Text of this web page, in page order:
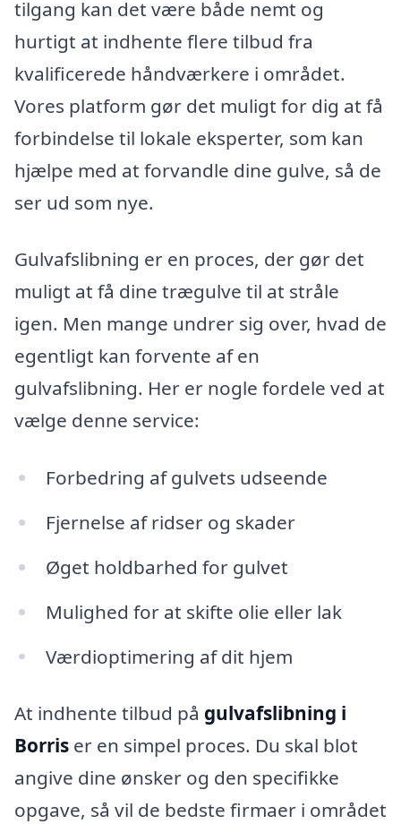
tilgang kan det være både nemt og
hurtigt at indhente flere tilbud fra
kvalificerede håndværkere i området.
Vores platform gør det muligt for dig at få
forbindelse til lokale eksperter, som kan
hjælpe med at forvandle dine gulve, så de
ser ud som nye.
Gulvafslibning er en proces, der gør det
muligt at få dine trægulve til at stråle
igen. Men mange undrer sig over, hvad de
egentligt kan forvente af en
gulvafslibning. Her er nogle fordele ved at
vælge denne service:
Forbedring af gulvets udseende
Fjernelse af ridser og skader
Øget holdbarhed for gulvet
Mulighed for at skifte olie eller lak
Værdioptimering af dit hjem
At indhente tilbud på gulvafslibning i
Borris er en simpel proces. Du skal blot
angive dine ønsker og den specifikke
opgave, så vil de bedste firmaer i området